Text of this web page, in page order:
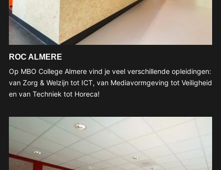
ROC ALMERE
Op MBO College Almere vind je veel verschillende opleidingen:
van Zorg & Welzijn tot ICT, van Mediavormgeving tot Veiligheid
en van Techniek tot Horeca!